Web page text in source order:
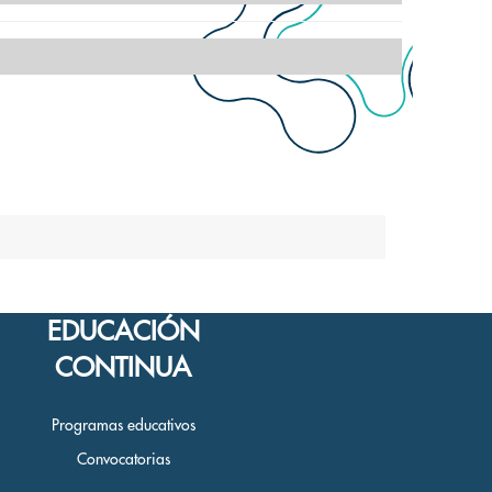
EDUCACIÓN
CONTINUA
Programas educativos
Convocatorias